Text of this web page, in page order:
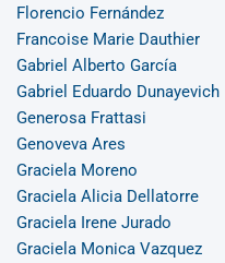
Florencio Fernández
Francoise Marie Dauthier
Gabriel Alberto García
Gabriel Eduardo Dunayevich
Generosa Frattasi
Genoveva Ares
Graciela Moreno
Graciela Alicia Dellatorre
Graciela Irene Jurado
Graciela Monica Vazquez